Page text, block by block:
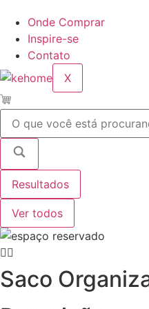
Onde Comprar
Inspire-se
Contato
X
Pesquisar
Resultados
Ver todos
Saco